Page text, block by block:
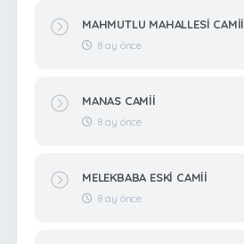
MAHMUTLU MAHALLESİ CAMİİ
8 ay önce
MANAS CAMİİ
8 ay önce
MELEKBABA ESKİ CAMİİ
8 ay önce